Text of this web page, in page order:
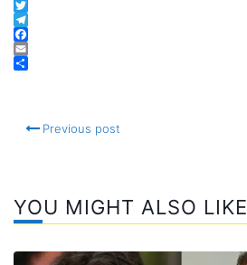
WhatsApp
Twitter
Telegram
Facebook
Email
Previous post
YOU MIGHT ALSO LIKE